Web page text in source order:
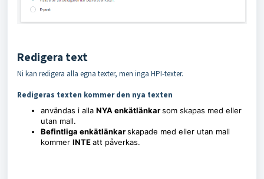
Redigera text
Ni kan redigera alla egna texter, men inga HPI-texter.
Redigeras texten kommer den nya texten
användas i alla NYA enkätlänkarsom skapas med eller
utan mall.
Befintliga enkätlänkarskapade med eller utan mall
kommer INTEatt påverkas.